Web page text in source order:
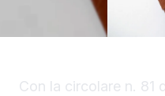
Con la circolare n. 81